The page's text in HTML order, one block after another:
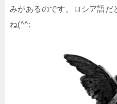
みがあるのです。ロシア語だ
ね(^^;